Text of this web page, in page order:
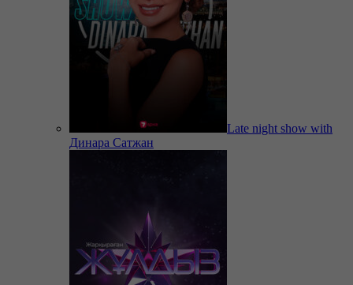
Late night show with
Динара Сатжан